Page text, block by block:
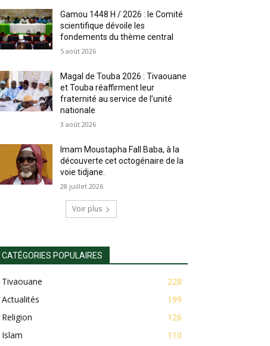
Gamou 1448 H / 2026 : le Comité
scientifique dévoile les
fondements du thème central
5 août 2026
Magal de Touba 2026 : Tivaouane
et Touba réaffirment leur
fraternité au service de l’unité
nationale
3 août 2026
Imam Moustapha Fall Baba, à la
découverte cet octogénaire de la
voie tidjane.
28 juillet 2026
Voir plus
CATÉGORIES POPULAIRES
Tivaouane
228
Actualités
199
Religion
126
Islam
110